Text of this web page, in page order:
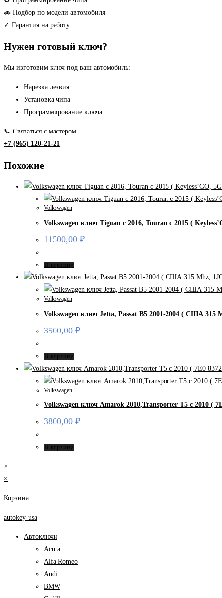
(
Европа
Mhz
🚗 Подбор по модели автомобиля
✓ Гарантия на работу
Нужен готовый ключ?
Мы изготовим ключ под ваш автомобиль:
Нарезка лезвия
Установка чипа
Программирование ключа
📞 Связаться с мастером
+7 (965) 120-21-21
Похожие
Volkswagen
Volkswagen ключ Tiguan c 2016, Touran c 2015 (
11500,00 ₽
В корзину
Volkswagen
Volkswagen ключ Jetta, Passat B5 2001-2004 ( США 315
3500,00 ₽
В корзину
Volkswagen
Volkswagen ключ Amarok 2010,Transporter T5 c 2010 (
3800,00 ₽
В корзину
×
×
Корзина
autokey-usa
Автоключи
Acura
Alfa Romeo
Audi
BMW